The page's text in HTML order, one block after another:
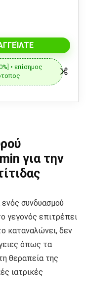
• επίσημος
για την
συνδυασμού
γεγονός επιτρέπει
καταναλώνει, δεν
όπως τα
θεραπεία της
ιατρικές